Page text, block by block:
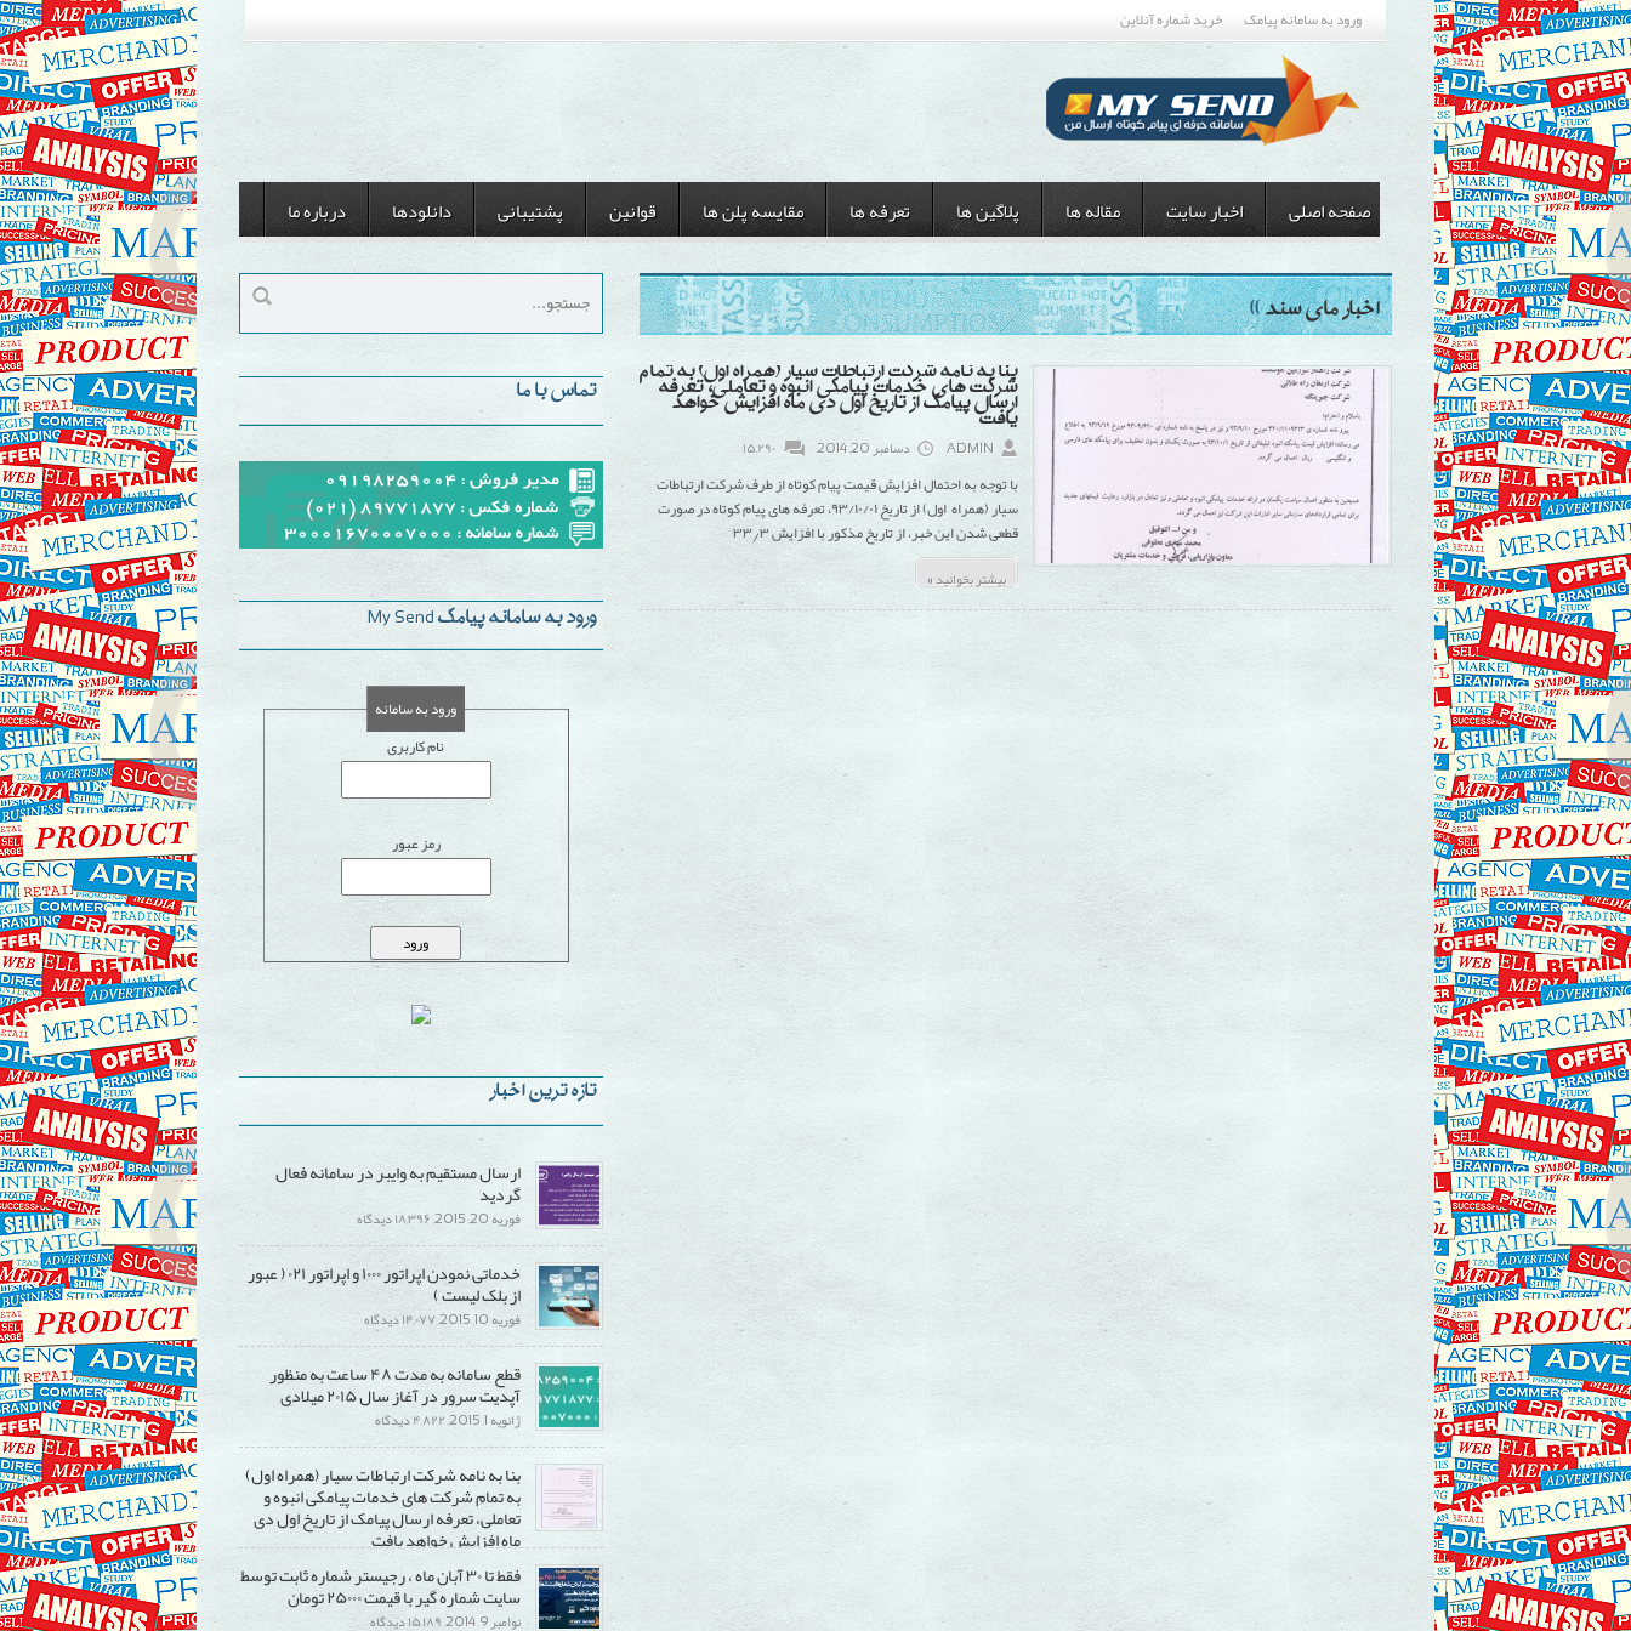
ورود به سامانه پیامک خرید شماره آنلاین
صفحه اصلی اخبار سایت مقاله ها پلاگین ها تعرفه ها مقایسه پلن ها قوانین پشتیبانی دانلودها درباره ما
اخبار مای سند»
بنا به نامه شرکت ارتباطات سیار (همراه اول) به تمام
شرکت های خدمات پیامکی انبوه و تعاملی، تعرفه
ارسال پیامک از تاریخ اول دی ماه افزایش خواهد
یافت
ADMIN دسامبر 20, 2014 ۱۵,۲۹۰
با توجه به احتمال افزایش قیمت پیام کوتاه از طرف شرکت ارتباطات
سیار (همراه اول) از تاریخ ۹۳/۱۰/۰۱، تعرفه های پیام کوتاه در صورت
قطعی شدن این خبر، از تاریخ مذکور با افزایش ۳۳٫۳
بیشتر بخوانید»
تماس با ما
ورود به سامانه پیامک My Send
ورود به سامانه
نام کاربری
رمز عبور
تازه ترین اخبار
ارسال مستقیم به وایبر در سامانه فعال
گردید
فوریه 20, 2015, ۱۸,۳۹۶ دیدگاه
برای
ارسال
مستقیم
در
سامانه
فعال
خدماتی نمودن اپراتور ۱۰۰۰ و اپراتور ۰۲۱ ( عبور
از بلک لیست )
فوریه 10, 2015, ۱۴,۰۷۷ دیدگاه
برای
خدماتی
نمودن
اپراتور
و
اپراتور
۰۲۱
(
عبور
از
قطع سامانه به مدت ۴۸ ساعت به منظور
آپدیت سرور در آغاز سال ۲۰۱۵ میلادی
ژانویه 1, 2015, ۴,۸۲۲ دیدگاه
برای
قطع
سامانه
به
مدت
۴۸
ساعت
به
بنا به نامه شرکت ارتباطات سیار (همراه اول)
به تمام شرکت های خدمات پیامکی انبوه و
تعاملی، تعرفه ارسال پیامک از تاریخ اول دی
ماه افزایش خواهد یافت
دسامبر 20, 2014, ۱۵,۲۹۰ دیدگاه
بنا
به
فقط تا ۳۰ آبان ماه ، رجیستر شماره ثابت توسط
سایت شماره گیر با قیمت ۲۵۰۰۰ تومان
نوامبر 9, 2014, ۱۵,۱۸۹ دیدگاه برای